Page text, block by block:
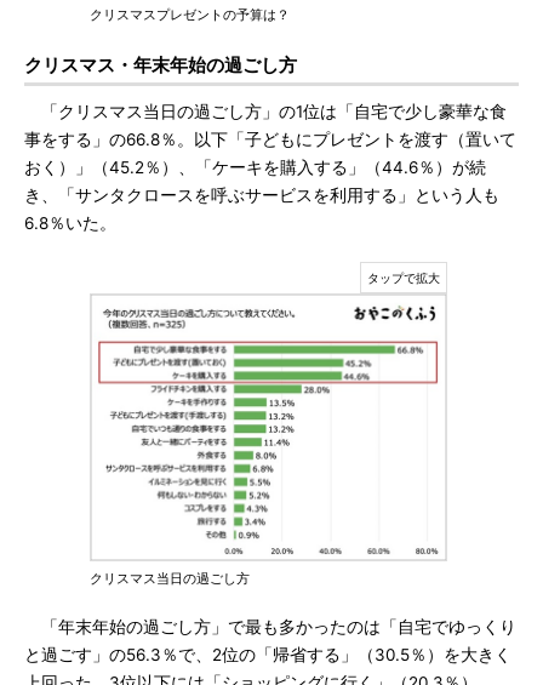
クリスマスプレゼントの予算は？
クリスマス・年末年始の過ごし方
「クリスマス当日の過ごし方」の1位は「自宅で少し豪華な食
事をする」の66.8％。以下「子どもにプレゼントを渡す（置いて
おく）」（45.2％）、「ケーキを購入する」（44.6％）が続
き、「サンタクロースを呼ぶサービスを利用する」という人も
6.8％いた。
クリスマス当日の過ごし方
「年末年始の過ごし方」で最も多かったのは「自宅でゆっくり
と過ごす」の56.3％で、2位の「帰省する」（30.5％）を大きく